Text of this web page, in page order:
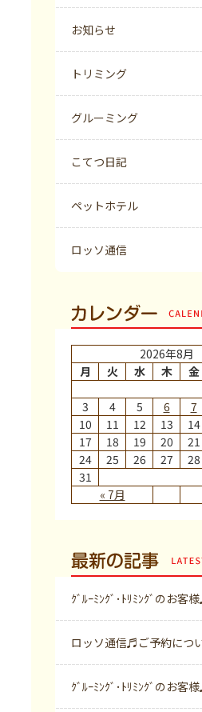
お知らせ
トリミング
グルーミング
こてつ日記
ペットホテル
ロッソ通信
カレンダー
2026年8月
月
火 水 木 金
« 7月
3 4 5 6
7
10
11 12 13
14
17
18 19 20
21
24
25 26 27
28
31
最新の記事
ｸﾞﾙｰﾐﾝｸﾞ･ﾄﾘﾐﾝｸﾞのお客
ロッソ通信♬ご予約につ
ｸﾞﾙｰﾐﾝｸﾞ･ﾄﾘﾐﾝｸﾞのお客